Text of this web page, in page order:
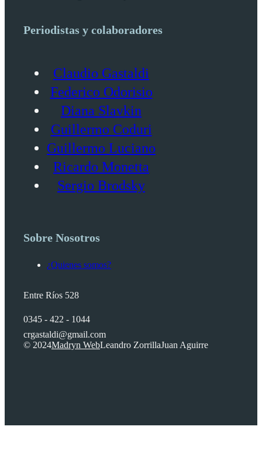
Periodistas y colaboradores
Claudio Gastaldi
Federico Odorisio
Diana Slavkin
Guillermo Coduri
Guillermo Luciano
Ricardo Monetta
Sergio Brodsky
Sobre Nosotros
¿Quienes somos?
Entre Ríos 528
0345 - 422 - 1044
crgastaldi@gmail.com
© 2024Madryn WebLeandro ZorrillaJuan Aguirre